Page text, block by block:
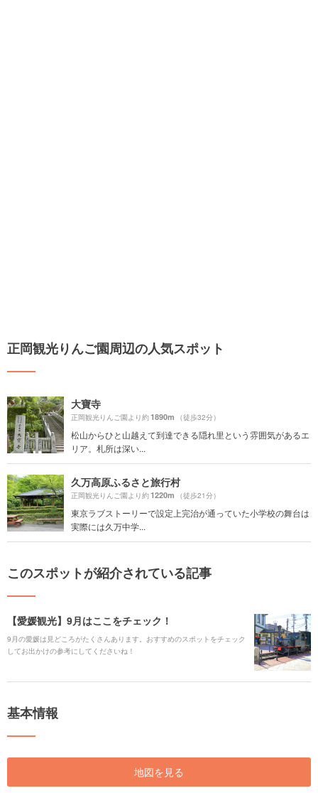
正岡観光りんご園周辺の人気スポット
大寶寺
正岡観光りんご園より約1890m （徒歩32分）
松山からひと山越えて到達できる隠れ里という雰囲気があるエ
リア。札所は深い...
久万高原ふるさと旅行村
正岡観光りんご園より約1220m （徒歩21分）
東京ラブストーリーで設定上完治が通っていた小学校の舞台は
実際には久万中学...
このスポットが紹介されている記事
【愛媛観光】9月はここをチェック！
9月の愛媛は見どころがたくさんあります。おすすめのスポットをチェック
してお出かけの参考にしてくださいね！
基本情報
地図を見る